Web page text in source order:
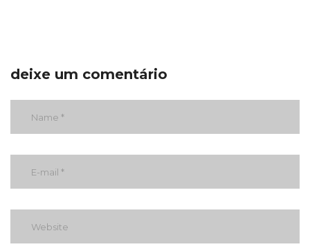
deixe um comentário